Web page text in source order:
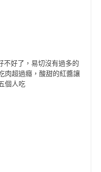
不好了，易切沒有過多的
肉超過癮，酸甜的紅醬讓
個人吃